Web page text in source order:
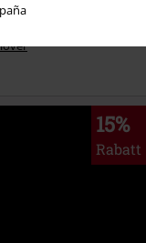
15%
Rabatt